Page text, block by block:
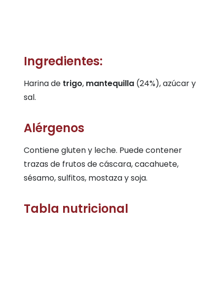
Ingredientes:
Harina de trigo, mantequilla (24%), azúcar y
sal.
Alérgenos
Contiene gluten y leche. Puede contener
trazas de frutos de cáscara, cacahuete,
sésamo, sulfitos, mostaza y soja.
Tabla nutricional